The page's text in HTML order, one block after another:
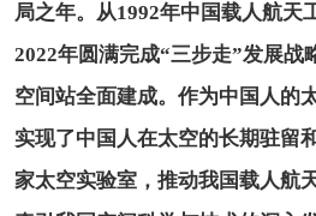
局之年。从1992年中国载人航天
2022年圆满完成“三步走”发展战
空间站全面建成。作为中国人的
实现了中国人在太空的长期驻留
家太空实验室，推动我国载人航